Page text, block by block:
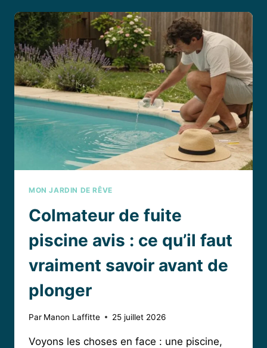
DE
TONDEUSE
GRIPPÉE
SANS
STRESS
ET
SANS
BOBO
?
MON JARDIN DE RÊVE
Colmateur de fuite
piscine avis : ce qu’il faut
vraiment savoir avant de
plonger
Par Manon Laffitte 25 juillet 2026
Voyons les choses en face : une piscine,